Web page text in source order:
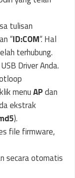
tulisan
“ID:COM“. Hal
terhubung.
Driver Anda.
menuAPdan
ekstrak
).
file firmware,
secara otomatis